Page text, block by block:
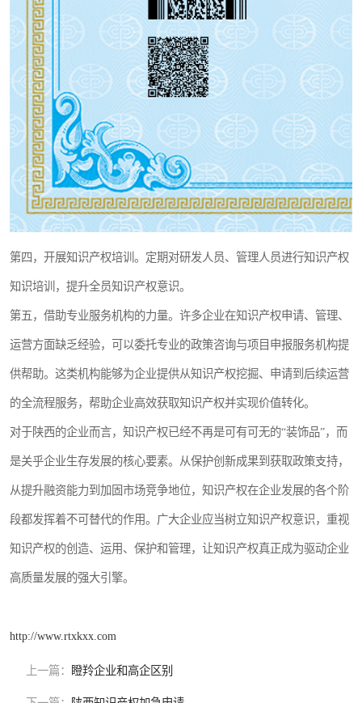
第四，开展知识产权培训。定期对研发人员、管理人员进行知识产权
知识培训，提升全员知识产权意识。
第五，借助专业服务机构的力量。许多企业在知识产权申请、管理、
运营方面缺乏经验，可以委托专业的政策咨询与项目申报服务机构提
供帮助。这类机构能够为企业提供从知识产权挖掘、申请到后续运营
的全流程服务，帮助企业高效获取知识产权并实现价值转化。
对于陕西的企业而言，知识产权已经不再是可有可无的“装饰品”，而
是关乎企业生存发展的核心要素。从保护创新成果到获取政策支持，
从提升融资能力到加固市场竞争地位，知识产权在企业发展的各个阶
段都发挥着不可替代的作用。广大企业应当树立知识产权意识，重视
知识产权的创造、运用、保护和管理，让知识产权真正成为驱动企业
高质量发展的强大引擎。
http://www.rtxkxx.com
上一篇： 瞪羚企业和高企区别